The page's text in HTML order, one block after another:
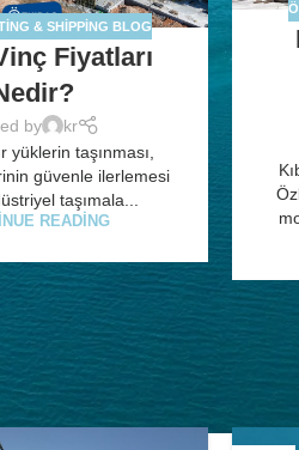
& SHIPPING BLOG
Fiyatları
by
kr
yüklerin taşınması,
güvenle ilerlemesi
taşımala...
READING